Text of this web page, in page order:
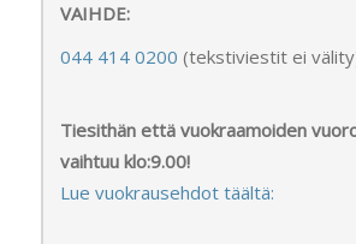
VAIHDE:
044 414 0200 (tekstiviestit ei
Tiesithän että vuokraamoiden
vaihtuu klo:9.00!
Lue vuokrausehdot täältä: